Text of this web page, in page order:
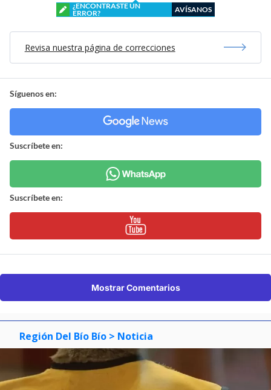
¿ENCONTRASTE UN
ERROR?
AVÍSANOS
Revisa nuestra página de correcciones
Síguenos en:
Suscríbete en:
Suscríbete en:
Mostrar Comentarios
Región Del Bío Bío > Noticia